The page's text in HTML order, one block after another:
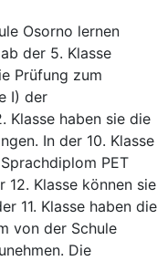
Osorno lernen
der 5. Klasse
Prüfung zum
I) der
Klasse haben sie die
In der 10. Klasse
PET
12. Klasse können sie
11. Klasse haben die
von der Schule
Die